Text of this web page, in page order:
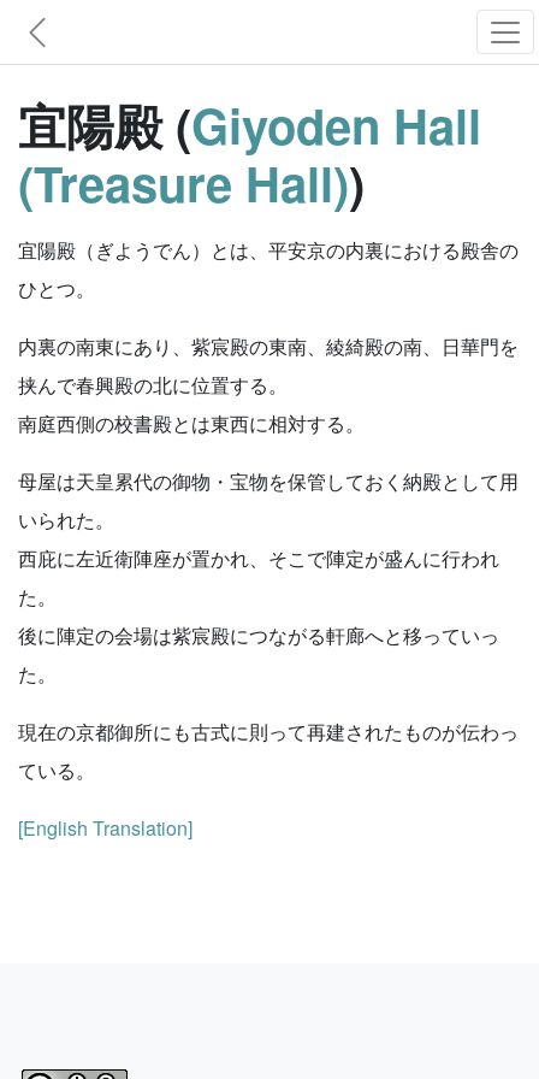
宜陽殿 (Giyoden Hall
(Treasure Hall))
宜陽殿（ぎようでん）とは、平安京の内裏における殿舎の
ひとつ。
内裏の南東にあり、紫宸殿の東南、綾綺殿の南、日華門を
挟んで春興殿の北に位置する。
南庭西側の校書殿とは東西に相対する。
母屋は天皇累代の御物・宝物を保管しておく納殿として用
いられた。
西庇に左近衛陣座が置かれ、そこで陣定が盛んに行われ
た。
後に陣定の会場は紫宸殿につながる軒廊へと移っていっ
た。
現在の京都御所にも古式に則って再建されたものが伝わっ
ている。
[English Translation]